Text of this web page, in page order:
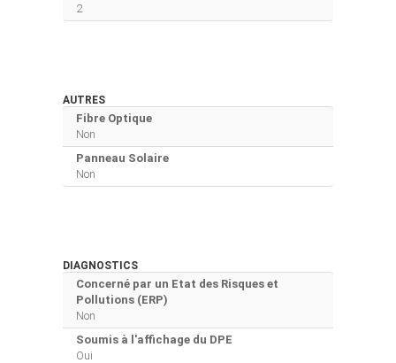
2
AUTRES
Fibre Optique
Non
Panneau Solaire
Non
DIAGNOSTICS
Concerné par un Etat des Risques et
Pollutions (ERP)
Non
Soumis à l'affichage du DPE
Oui